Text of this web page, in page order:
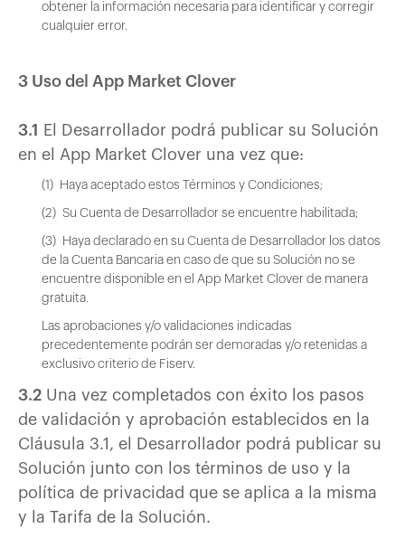
obtener la información necesaria para identificar y corregir
cualquier error.
3 Uso del App Market Clover
3.1
El Desarrollador podrá publicar su Solución
en el App Market Clover una vez que:
(1) Haya aceptado estos Términos y Condiciones;
(2) Su Cuenta de Desarrollador se encuentre habilitada;
(3) Haya declarado en su Cuenta de Desarrollador los datos
de la Cuenta Bancaria en caso de que su Solución no se
encuentre disponible en el App Market Clover de manera
gratuita.
Las aprobaciones y/o validaciones indicadas
precedentemente podrán ser demoradas y/o retenidas a
exclusivo criterio de Fiserv.
3.2 Una vez completados con éxito los pasos
de validación y aprobación establecidos en la
Cláusula 3.1, el Desarrollador podrá publicar su
Solución junto con los términos de uso y la
política de privacidad que se aplica a la misma
y la Tarifa de la Solución.